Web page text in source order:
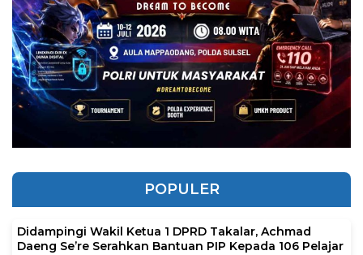
POPULER
Didampingi Wakil Ketua 1 DPRD Takalar, Achmad
Daeng Se’re Serahkan Bantuan PIP Kepada 106 Pelajar